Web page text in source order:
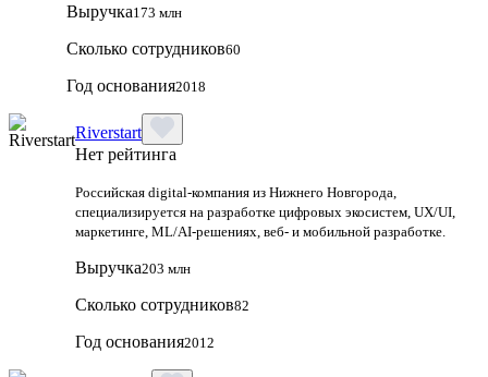
Выручка173 млн
Сколько сотрудников60
Год основания2018
Riverstart
Нет рейтинга
Российская digital‑компания из Нижнего Новгорода,
специализируется на разработке цифровых экосистем, UX/UI,
маркетинге, ML/AI‑решениях, веб‑ и мобильной разработке.
Выручка203 млн
Сколько сотрудников82
Год основания2012